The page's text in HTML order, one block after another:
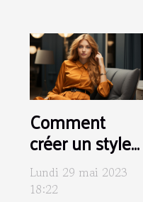
Comment
créer un style
unique pour
soi ?
Lundi 29 mai 2023
18:22